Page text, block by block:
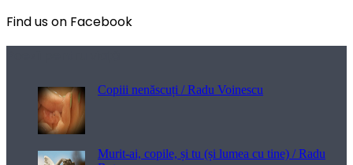
Find us on Facebook
Copiii nenăscuți / Radu Voinescu
Murit-ai, copile, și tu (și lumea cu tine) / Radu